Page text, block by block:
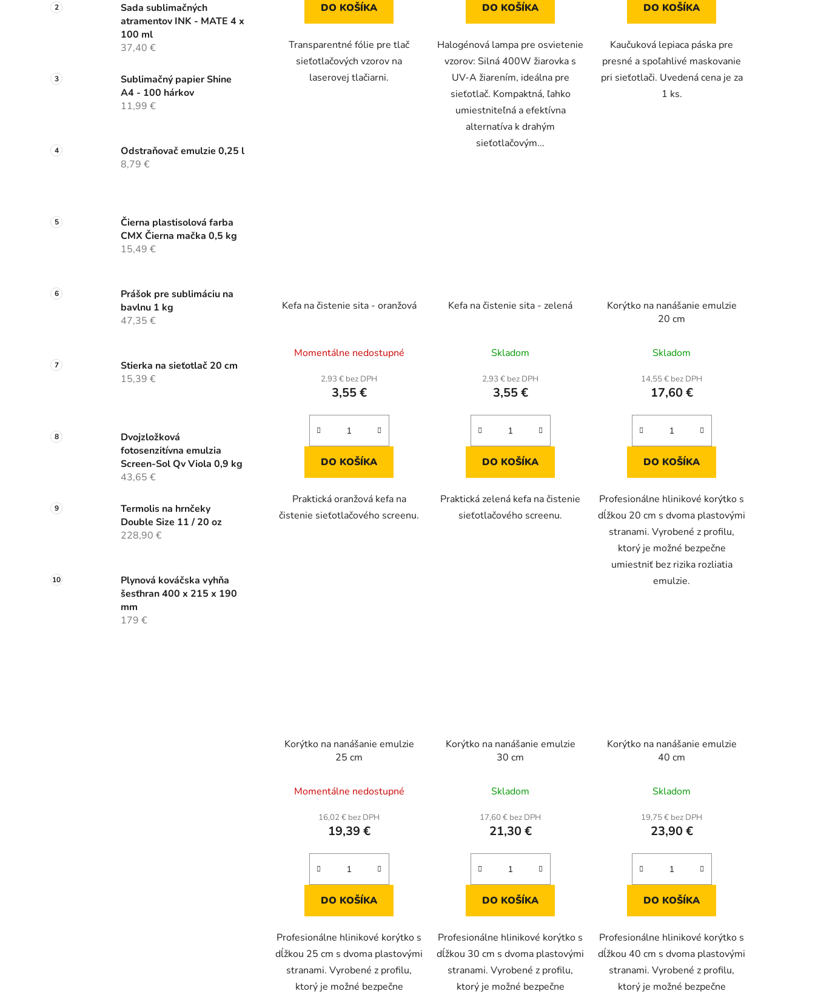
Sada sublimačných
atramentov INK - MATE 4 x
100 ml
37,40 €
Sublimačný papier Shine
A4 - 100 hárkov
11,99 €
Odstraňovač emulzie 0,25 l
8,79 €
Čierna plastisolová farba
CMX Čierna mačka 0,5 kg
15,49 €
Prášok pre sublimáciu na
bavlnu 1 kg
47,35 €
Stierka na sieťotlač 20 cm
15,39 €
Dvojzložková
fotosenzitívna emulzia
Screen-Sol Qv Viola 0,9 kg
43,65 €
Termolis na hrnčeky
Double Size 11 / 20 oz
228,90 €
Plynová kováčska vyhňa
šesťhran 400 x 215 x 190
mm
179 €
DO KOŠÍKA
Transparentné fólie pre tlač
sieťotlačových vzorov na
laserovej tlačiarni.
DO KOŠÍKA
Halogénová lampa pre osvietenie
vzorov: Silná 400W žiarovka s
UV-A žiarením, ideálna pre
sieťotlač. Kompaktná, ľahko
umiestniteľná a efektívna
alternatíva k drahým
sieťotlačovým...
DO KOŠÍKA
Kaučuková lepiaca páska pre
presné a spoľahlivé maskovanie
pri sieťotlači. Uvedená cena je za
1 ks.
Kefa na čistenie sita - oranžová
Momentálne nedostupné
2,93 € bez DPH
3,55 €
DO KOŠÍKA
Praktická oranžová kefa na
čistenie sieťotlačového screenu.
Kefa na čistenie sita - zelená
Skladom
2,93 € bez DPH
3,55 €
DO KOŠÍKA
Praktická zelená kefa na čistenie
sieťotlačového screenu.
Korýtko na nanášanie emulzie
20 cm
hodnotenie
produktu
je
z
hviezdičiek.
Skladom
14,55 € bez DPH
17,60 €
DO KOŠÍKA
Profesionálne hlinikové korýtko s
dĺžkou 20 cm s dvoma plastovými
stranami. Vyrobené z profilu,
ktorý je možné bezpečne
umiestniť bez rizika rozliatia
emulzie.
Korýtko na nanášanie emulzie
25 cm
Momentálne nedostupné
16,02 € bez DPH
19,39 €
DO KOŠÍKA
Profesionálne hlinikové korýtko s
dĺžkou 25 cm s dvoma plastovými
stranami. Vyrobené z profilu,
ktorý je možné bezpečne
Korýtko na nanášanie emulzie
30 cm
Skladom
17,60 € bez DPH
21,30 €
DO KOŠÍKA
Profesionálne hlinikové korýtko s
dĺžkou 30 cm s dvoma plastovými
stranami. Vyrobené z profilu,
ktorý je možné bezpečne
Korýtko na nanášanie emulzie
40 cm
Skladom
19,75 € bez DPH
23,90 €
DO KOŠÍKA
Profesionálne hlinikové korýtko s
dĺžkou 40 cm s dvoma plastovými
stranami. Vyrobené z profilu,
ktorý je možné bezpečne